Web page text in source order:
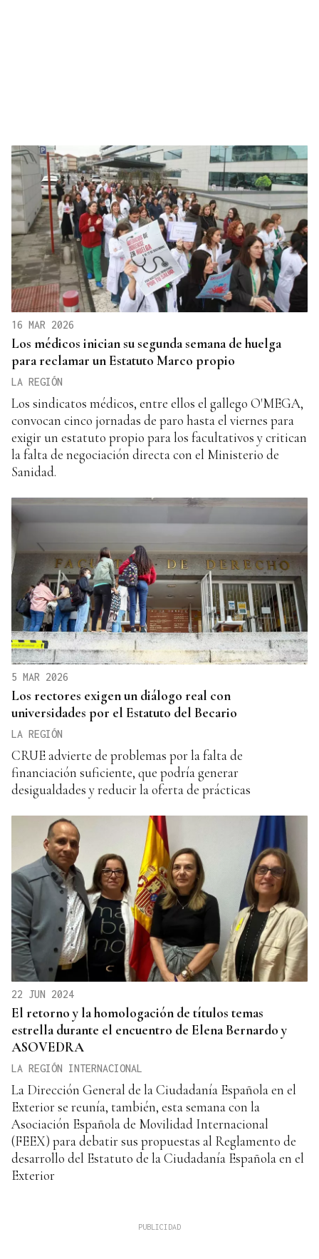
16 MAR 2026
Los médicos inician su segunda semana de huelga
para reclamar un Estatuto Marco propio
LA REGIÓN
Los sindicatos médicos, entre ellos el gallego O'MEGA,
convocan cinco jornadas de paro hasta el viernes para
exigir un estatuto propio para los facultativos y critican
la falta de negociación directa con el Ministerio de
Sanidad.
5 MAR 2026
Los rectores exigen un diálogo real con
universidades por el Estatuto del Becario
LA REGIÓN
CRUE advierte de problemas por la falta de
financiación suficiente, que podría generar
desigualdades y reducir la oferta de prácticas
22 JUN 2024
El retorno y la homologación de títulos temas
estrella durante el encuentro de Elena Bernardo y
ASOVEDRA
LA REGIÓN INTERNACIONAL
La Dirección General de la Ciudadanía Española en el
Exterior se reunía, también, esta semana con la
Asociación Española de Movilidad Internacional
(FEEX) para debatir sus propuestas al Reglamento de
desarrollo del Estatuto de la Ciudadanía Española en el
Exterior